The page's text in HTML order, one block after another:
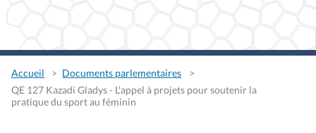
Accueil
Documents parlementaires
QE 127 Kazadi Gladys - L'appel à projets pour soutenir la
pratique du sport au féminin